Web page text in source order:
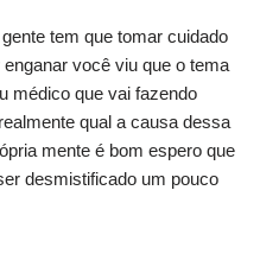
tem que tomar cuidado
você viu que o tema
médico que vai fazendo
qual a causa dessa
mente é bom espero que
desmistificado um pouco